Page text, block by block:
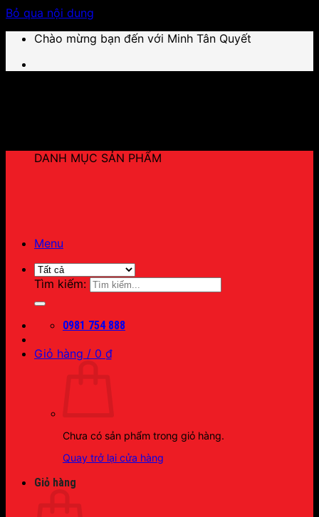
Bỏ qua nội dung
Chào mừng bạn đến với Minh Tân Quyết
Menu
Tìm kiếm:
0981 754 888
Giỏ hàng / 0 ₫
Chưa có sản phẩm trong giỏ hàng.
Quay trở lại cửa hàng
Giỏ hàng
DANH MỤC SẢN PHẨM